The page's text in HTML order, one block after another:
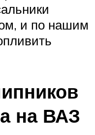
и по нашим
на ВАЗ